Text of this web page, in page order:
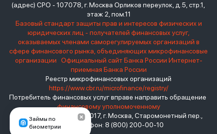
Займы по
биометрии
(адрес) СРО - 107078, г. Москва Орликов переулок, д.5, стр.1,
этаж 2, пом.11
Базовый стандарт защиты прав и интересов физических и
юридических лиц - получателей финансовых услуг,
оказываемых членами саморегулируемых организаций в
сфере финансового рынка, объединяющих микрофинансовые
организации
Официальный сайт Банка России Интернет-
приемная Банка России
Реестр микрофинансовых организаций
https://www.cbr.ru/microfinance/registry/
Потребитель финансовых услуг вправе направить обращение
финансовому уполномоченному
Место нахождения: 119017, г. Москва, Старомонетный пер.,
дом 3 Телефон: 8 (800) 200-00-10